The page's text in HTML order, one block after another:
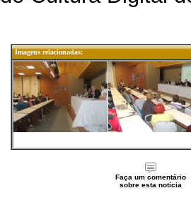
Imagens relacionadas:
Faça um comentário
sobre esta notícia